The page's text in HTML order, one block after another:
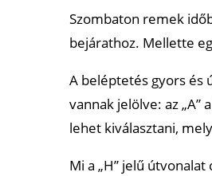
Szombaton remek
bejárathoz. Mellette
A beléptetés gyors és
vannak jelölve: az
lehet kiválasztani,
Mi a „H” jelű